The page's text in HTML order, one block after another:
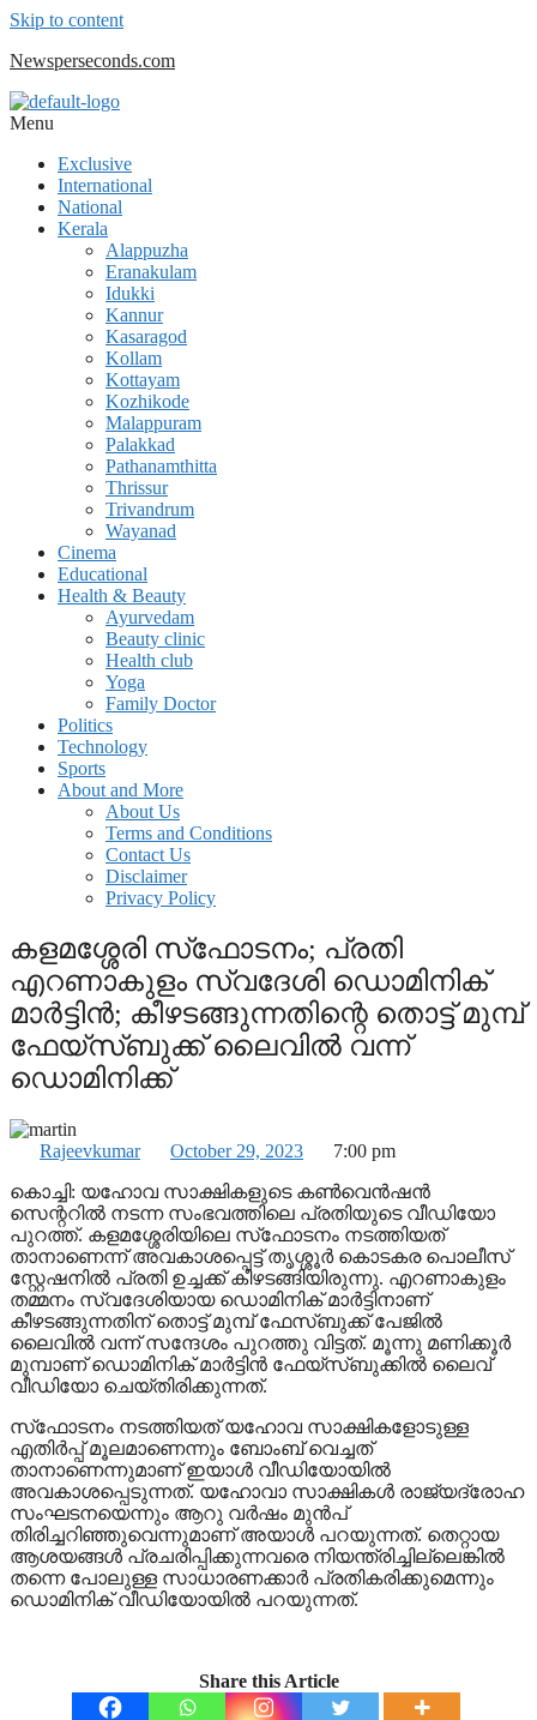
Skip to content
Newsperseconds.com
Menu
Exclusive
International
National
Kerala
Alappuzha
Eranakulam
Idukki
Kannur
Kasaragod
Kollam
Kottayam
Kozhikode
Malappuram
Palakkad
Pathanamthitta
Thrissur
Trivandrum
Wayanad
Cinema
Educational
Health & Beauty
Ayurvedam
Beauty clinic
Health club
Yoga
Family Doctor
Politics
Technology
Sports
About and More
About Us
Terms and Conditions
Contact Us
Disclaimer
Privacy Policy
കളമശ്ശേരി സ്‌ഫോടനം; പ്രതി
എറണാകുളം സ്വദേശി ഡൊമിനിക്
മാര്‍ട്ടിന്‍; കീഴടങ്ങുന്നതിന്റെ തൊട്ട് മുമ്പ്
ഫേയ്‌സ്ബുക്ക് ലൈവില്‍ വന്ന്
ഡൊമിനിക്ക്
Rajeevkumar October 29, 2023
7:00 pm
കൊച്ചി: യഹോവ സാക്ഷികളുടെ കണ്‍വെന്‍ഷന്‍
സെന്ററില്‍ നടന്ന സംഭവത്തിലെ പ്രതിയുടെ വീഡിയോ
പുറത്ത്. കളമശ്ശേരിയിലെ സ്‌ഫോടനം നടത്തിയത്
താനാണെന്ന് അവകാശപ്പെട്ട് തൃശ്ശൂര്‍ കൊടകര പൊലീസ്
സ്റ്റേഷനില്‍ പ്രതി ഉച്ചക്ക് കീഴടങ്ങിയിരുന്നു. എറണാകുളം
തമ്മനം സ്വദേശിയായ ഡൊമിനിക് മാര്‍ട്ടിനാണ്
കീഴടങ്ങുന്നതിന് തൊട്ട് മുമ്പ് ഫേസ്ബുക്ക് പേജില്‍
ലൈവില്‍ വന്ന് സന്ദേശം പുറത്തു വിട്ടത്. മൂന്നു മണിക്കൂര്‍
മുമ്പാണ് ഡൊമിനിക് മാര്‍ട്ടിന്‍ ഫേയ്‌സ്ബുക്കില്‍ ലൈവ്
വീഡിയോ ചെയ്തിരിക്കുന്നത്.
സ്‌ഫോടനം നടത്തിയത് യഹോവ സാക്ഷികളോടുള്ള
എതിര്‍പ്പ് മൂലമാണെന്നും ബോംബ് വെച്ചത്
താനാണെന്നുമാണ് ഇയാള്‍ വീഡിയോയില്‍
അവകാശപ്പെടുന്നത്. യഹോവാ സാക്ഷികള്‍ രാജ്യദ്രോഹ
സംഘടനയെന്നും ആറു വര്‍ഷം മുന്‍പ്
തിരിച്ചറിഞ്ഞുവെന്നുമാണ് അയാള്‍ പറയുന്നത്. തെറ്റായ
ആശയങ്ങള്‍ പ്രചരിപ്പിക്കുന്നവരെ നിയന്ത്രിച്ചില്ലെങ്കില്‍
തന്നെ പോലുള്ള സാധാരണക്കാര്‍ പ്രതികരിക്കുമെന്നും
ഡൊമിനിക് വീഡിയോയില്‍ പറയുന്നത്.
Share this Article